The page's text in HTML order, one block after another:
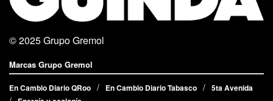
© 2025Grupo Gremol
Marcas Grupo Gremol
En Cambio Diario QRoo En Cambio Diario Tabasco
5ta Avenida